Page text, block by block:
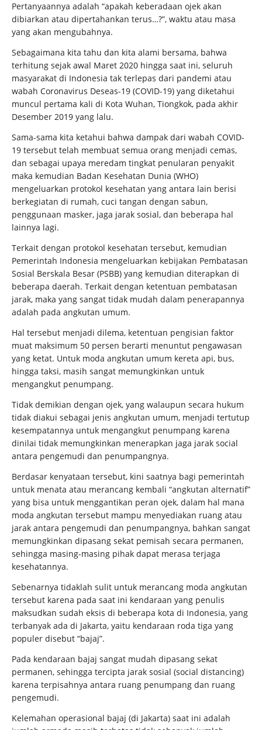
Pertanyaannya adalah “apakah keberadaan ojek akan
dibiarkan atau dipertahankan terus…?”, waktu atau masa
yang akan mengubahnya.
Sebagaimana kita tahu dan kita alami bersama, bahwa
terhitung sejak awal Maret 2020 hingga saat ini, seluruh
masyarakat di Indonesia tak terlepas dari pandemi atau
wabah Coronavirus Deseas-19 (COVID-19) yang diketahui
muncul pertama kali di Kota Wuhan, Tiongkok, pada akhir
Desember 2019 yang lalu.
Sama-sama kita ketahui bahwa dampak dari wabah COVID-
19 tersebut telah membuat semua orang menjadi cemas,
dan sebagai upaya meredam tingkat penularan penyakit
maka kemudian Badan Kesehatan Dunia (WHO)
mengeluarkan protokol kesehatan yang antara lain berisi
berkegiatan di rumah, cuci tangan dengan sabun,
penggunaan masker, jaga jarak sosial, dan beberapa hal
lainnya lagi.
Terkait dengan protokol kesehatan tersebut, kemudian
Pemerintah Indonesia mengeluarkan kebijakan Pembatasan
Sosial Berskala Besar (PSBB) yang kemudian diterapkan di
beberapa daerah. Terkait dengan ketentuan pembatasan
jarak, maka yang sangat tidak mudah dalam penerapannya
adalah pada angkutan umum.
Hal tersebut menjadi dilema, ketentuan pengisian faktor
muat maksimum 50 persen berarti menuntut pengawasan
yang ketat. Untuk moda angkutan umum kereta api, bus,
hingga taksi, masih sangat memungkinkan untuk
mengangkut penumpang.
Tidak demikian dengan ojek, yang walaupun secara hukum
tidak diakui sebagai jenis angkutan umum, menjadi tertutup
kesempatannya untuk mengangkut penumpang karena
dinilai tidak memungkinkan menerapkan jaga jarak social
antara pengemudi dan penumpangnya.
Berdasar kenyataan tersebut, kini saatnya bagi pemerintah
untuk menata atau merancang kembali “angkutan alternatif”
yang bisa untuk menggantikan peran ojek, dalam hal mana
moda angkutan tersebut mampu menyediakan ruang atau
jarak antara pengemudi dan penumpangnya, bahkan sangat
memungkinkan dipasang sekat pemisah secara permanen,
sehingga masing-masing pihak dapat merasa terjaga
kesehatannya.
Sebenarnya tidaklah sulit untuk merancang moda angkutan
tersebut karena pada saat ini kendaraan yang penulis
maksudkan sudah eksis di beberapa kota di Indonesia, yang
terbanyak ada di Jakarta, yaitu kendaraan roda tiga yang
populer disebut “bajaj”.
Pada kendaraan bajaj sangat mudah dipasang sekat
permanen, sehingga tercipta jarak sosial (social distancing)
karena terpisahnya antara ruang penumpang dan ruang
pengemudi.
Kelemahan operasional bajaj (di Jakarta) saat ini adalah